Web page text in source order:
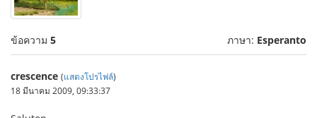
ข้อความ 5 ภาษา: Esperanto
crescence (แสดงโปรไฟล์)
18 มีนาคม 2009, 09:33:37